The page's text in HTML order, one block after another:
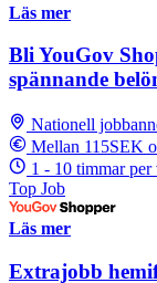
Läs mer
Bli YouGov
spännande
Nationell
Mellan 115SEK
1 - 10 timmar per
Top Job
Läs mer
Extrajobb